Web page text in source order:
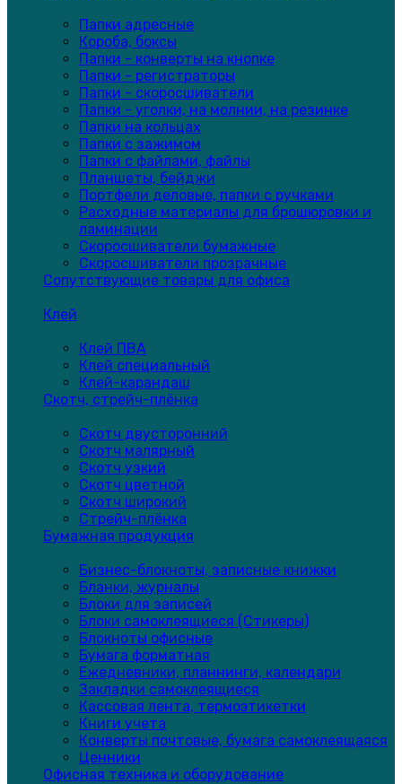
Папки адресные
Короба, боксы
Папки - конверты на кнопке
Папки - регистраторы
Папки - скоросшиватели
Папки - уголки, на молнии, на резинке
Папки на кольцах
Папки с зажимом
Папки с файлами, файлы
Планшеты, бейджи
Портфели деловые, папки с ручками
Расходные материалы для брошюровки и
ламинации
Скоросшиватели бумажные
Скоросшиватели прозрачные
Сопутствующие товары для офиса
Клей
Клей ПВА
Клей специальный
Клей-карандаш
Скотч, стрейч-плёнка
Скотч двусторонний
Скотч малярный
Скотч узкий
Скотч цветной
Скотч широкий
Стрейч-плёнка
Бумажная продукция
Бизнес-блокноты, записные книжки
Бланки, журналы
Блоки для записей
Блоки самоклеящиеся (Стикеры)
Блокноты офисные
Бумага форматная
Ежедневники, планнинги, календари
Закладки самоклеящиеся
Кассовая лента, термоэтикетки
Книги учета
Конверты почтовые, бумага самоклеящаяся
Ценники
Офисная техника и оборудование